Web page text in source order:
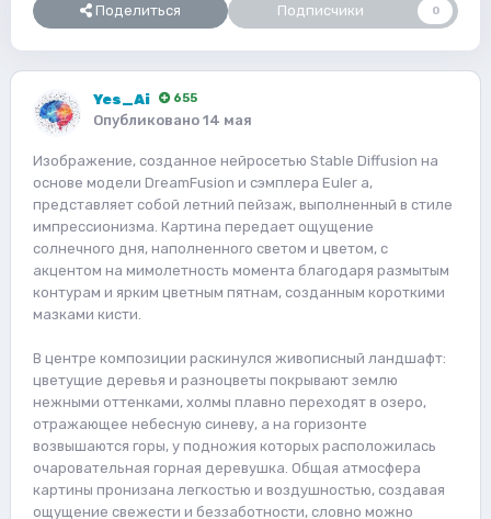
Поделиться Подписчики 0
Yes_Ai 655
Опубликовано 14 мая
Изображение, созданное нейросетью Stable Diffusion на
основе модели DreamFusion и сэмплера Euler a,
представляет собой летний пейзаж, выполненный в стиле
импрессионизма. Картина передает ощущение
солнечного дня, наполненного светом и цветом, с
акцентом на мимолетность момента благодаря размытым
контурам и ярким цветным пятнам, созданным короткими
мазками кисти.
В центре композиции раскинулся живописный ландшафт:
цветущие деревья и разноцветы покрывают землю
нежными оттенками, холмы плавно переходят в озеро,
отражающее небесную синеву, а на горизонте
возвышаются горы, у подножия которых расположилась
очаровательная горная деревушка. Общая атмосфера
картины пронизана легкостью и воздушностью, создавая
ощущение свежести и беззаботности, словно можно